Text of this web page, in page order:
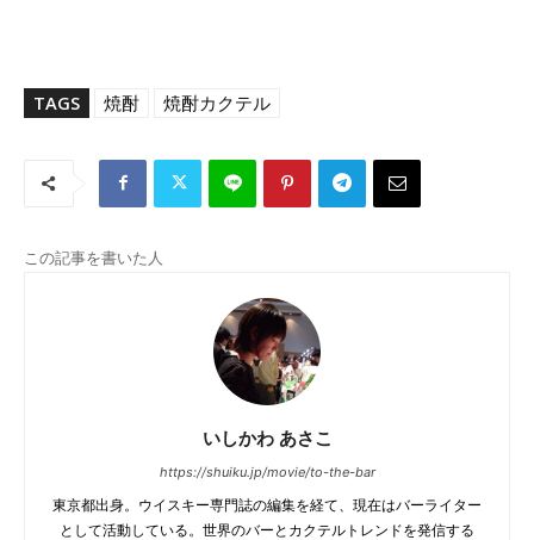
TAGS 焼酎 焼酎カクテル
この記事を書いた人
いしかわ あさこ
https://shuiku.jp/movie/to-the-bar
東京都出身。ウイスキー専門誌の編集を経て、現在はバーライター
として活動している。世界のバーとカクテルトレンドを発信する